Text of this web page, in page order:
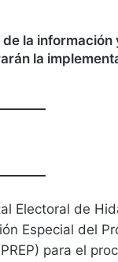
la información
la
Electoral de
Especial del
para el